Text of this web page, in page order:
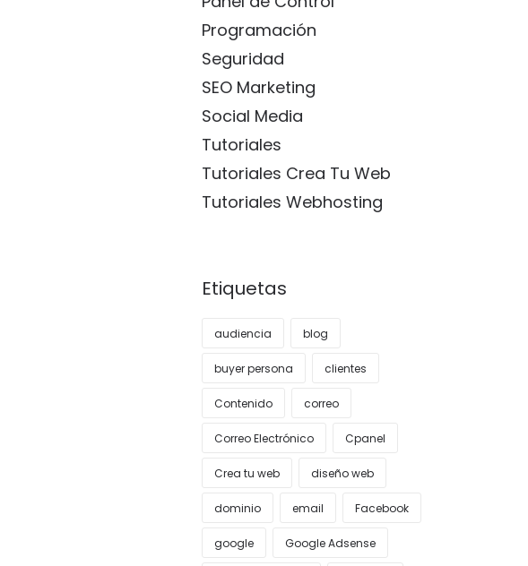
Programación
Seguridad
SEO Marketing
Social Media
Tutoriales
Tutoriales Crea Tu Web
Tutoriales Webhosting
Etiquetas
audiencia blog
buyer persona clientes
Contenido correo
Correo Electrónico Cpanel
Crea tu web diseño web
dominio email Facebook
google Google Adsense